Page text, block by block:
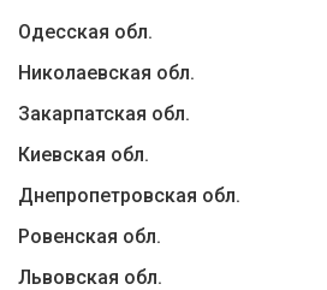
Одесская обл.
Николаевская обл.
Закарпатская обл.
Киевская обл.
Днепропетровская обл.
Ровенская обл.
Львовская обл.